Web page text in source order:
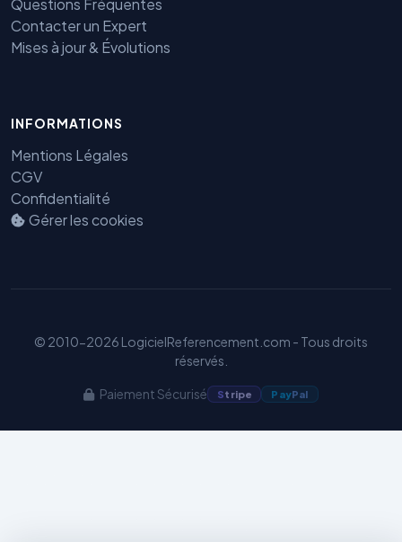
Questions Fréquentes
Contacter un Expert
Mises à jour & Évolutions
INFORMATIONS
Mentions Légales
CGV
Confidentialité
Gérer les cookies
© 2010-2026 LogicielReferencement.com - Tous droits
réservés.
Paiement Sécurisé Stripe PayPal